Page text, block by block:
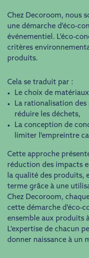
Chez Decoroom, nous
une démarche d'éco-
événementiel. L'éco-
critères
produits.
Cela se traduit par :
Le choix de
La rationalisation
réduire les déchets,
La conception de
limiter l'empreintre
Cette approche
réduction des impacts
la qualité des produits,
terme grâce à une
Chez Decoroom,
cette démarche d'éco-
ensemble aux produits
L'expertise de chacun
donner naissance à un